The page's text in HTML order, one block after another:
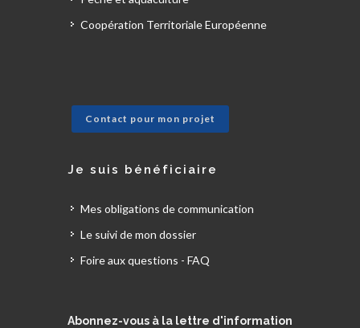
Coopération Territoriale Européenne
Contact pour mon projet
Je suis bénéficiaire
Mes obligations de communication
Le suivi de mon dossier
Foire aux questions - FAQ
Abonnez-vous à la lettre d'information